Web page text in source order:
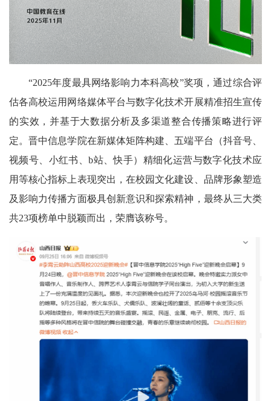
“2025年度最具网络影响力本科高校”奖项，通过综合评
估各高校运用网络媒体平台与数字化技术开展精准招生宣传
的实效，并基于大数据分析及多渠道整合传播策略进行评
定。晋中信息学院在新媒体矩阵构建、五端平台（抖音号、
视频号、小红书、b站、快手）精细化运营与数字化技术应
用等核心指标上表现突出，在校园文化建设、品牌形象塑造
及影响力传播方面极具创新意识和探索精神，最终从三大类
共23项榜单中脱颖而出，荣膺该称号。